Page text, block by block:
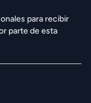
para recibir
parte de esta